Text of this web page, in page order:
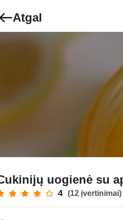
Atgal
uogienė su
4 (12 įvertinimai)